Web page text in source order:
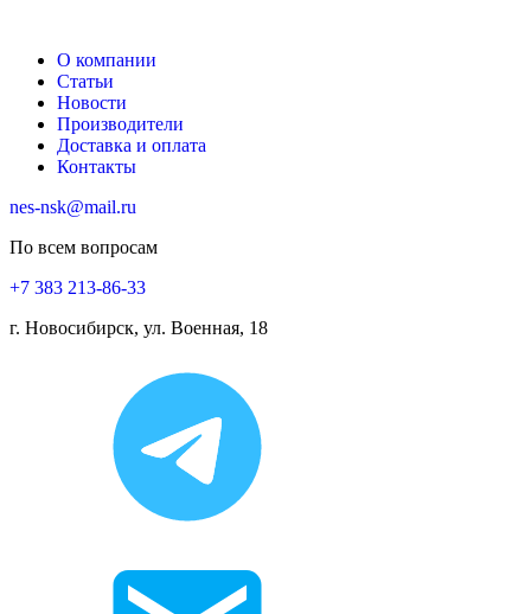
О компании
Статьи
Новости
Производители
Доставка и оплата
Контакты
nes-nsk@mail.ru
По всем вопросам
+7 383 213-86-33
г. Новосибирск, ул. Военная, 18